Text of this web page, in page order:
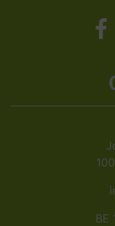
BE